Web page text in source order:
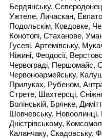
Бердянську,
Ужтеле, Личаскан,
Подольскім, Ковдовке,
Конотопі, Стаханове,
Гусеві, Артемівську,
Ніжині, Феодосії,
Червограді, Першомайс,
Червоноармейську,
Прилуках, Рубеном,
Стрете, Шахтерсці,
Волінській, Брянке,
Шовчевську,
Дністрівському,
Каланчаку, Скадовську,